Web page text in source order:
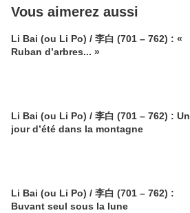
Vous aimerez aussi
Li Bai (ou Li Po) / 李白 (701 – 762) : «
Ruban d’arbres... »
Li Bai (ou Li Po) / 李白 (701 – 762) : Un
jour d’été dans la montagne
Li Bai (ou Li Po) / 李白 (701 – 762) :
Buvant seul sous la lune